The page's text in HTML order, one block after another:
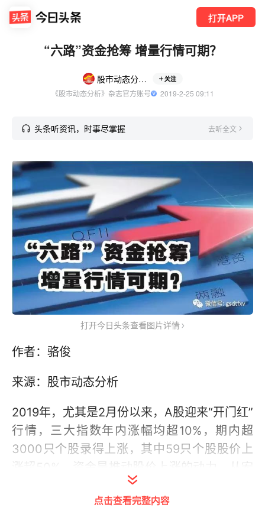
打开APP
“六路”资金抢筹 增量行情可期？
股市动态分析杂志社 关注
《股市动态分析》杂志官方账号
  2019-2-25 09:11
头条听资讯，时事尽掌握 去听全文
打开今日头条查看图片详情
作者：骆俊
来源：股市动态分析
2019年，尤其是2月份以来，A股迎来“开门红”
行情，三大指数年内涨幅均超10%，期内超
3000只个股录得上涨，其中59只个股股价上
观货币环境来看，国内正经历从去杠杆到稳杠
杆甚至加杠杆的变化，定向降息、全面降准以
点击查看完整内容